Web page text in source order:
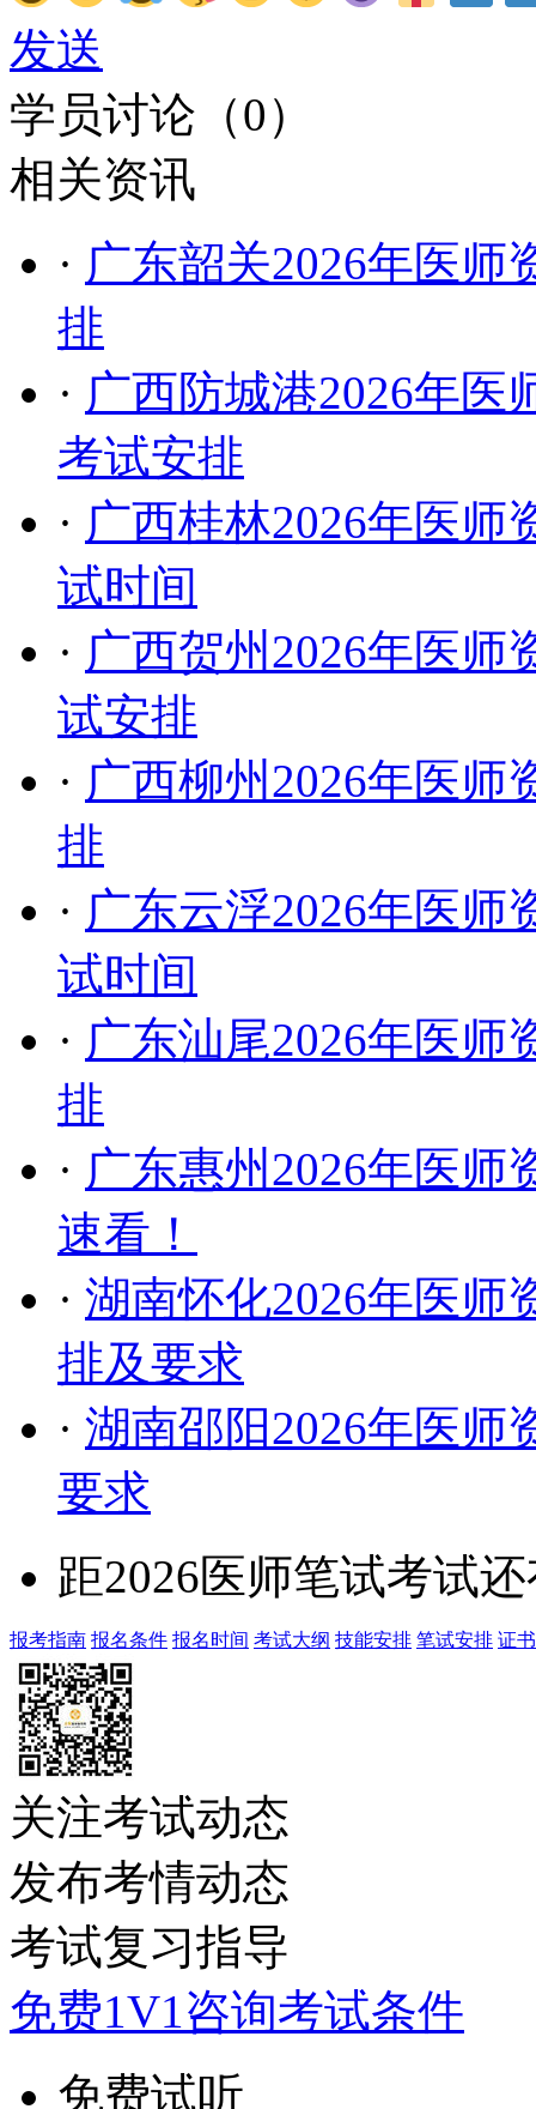
发送
学员讨论（0）
相关资讯
· 广东韶关2026年医师
排
· 广西防城港2026年
考试安排
· 广西桂林2026年医
试时间
· 广西贺州2026年医
试安排
· 广西柳州2026年医师
排
· 广东云浮2026年医
试时间
· 广东汕尾2026年医师
排
· 广东惠州2026年医
速看！
· 湖南怀化2026年医师
排及要求
· 湖南邵阳2026年医师
要求
距2026医师笔试考试
报考指南 报名条件 报名时间 考试大纲 技能安排 笔试安排 证
关注考试动态
发布考情动态
考试复习指导
免费1V1咨询考试条件
免费试听